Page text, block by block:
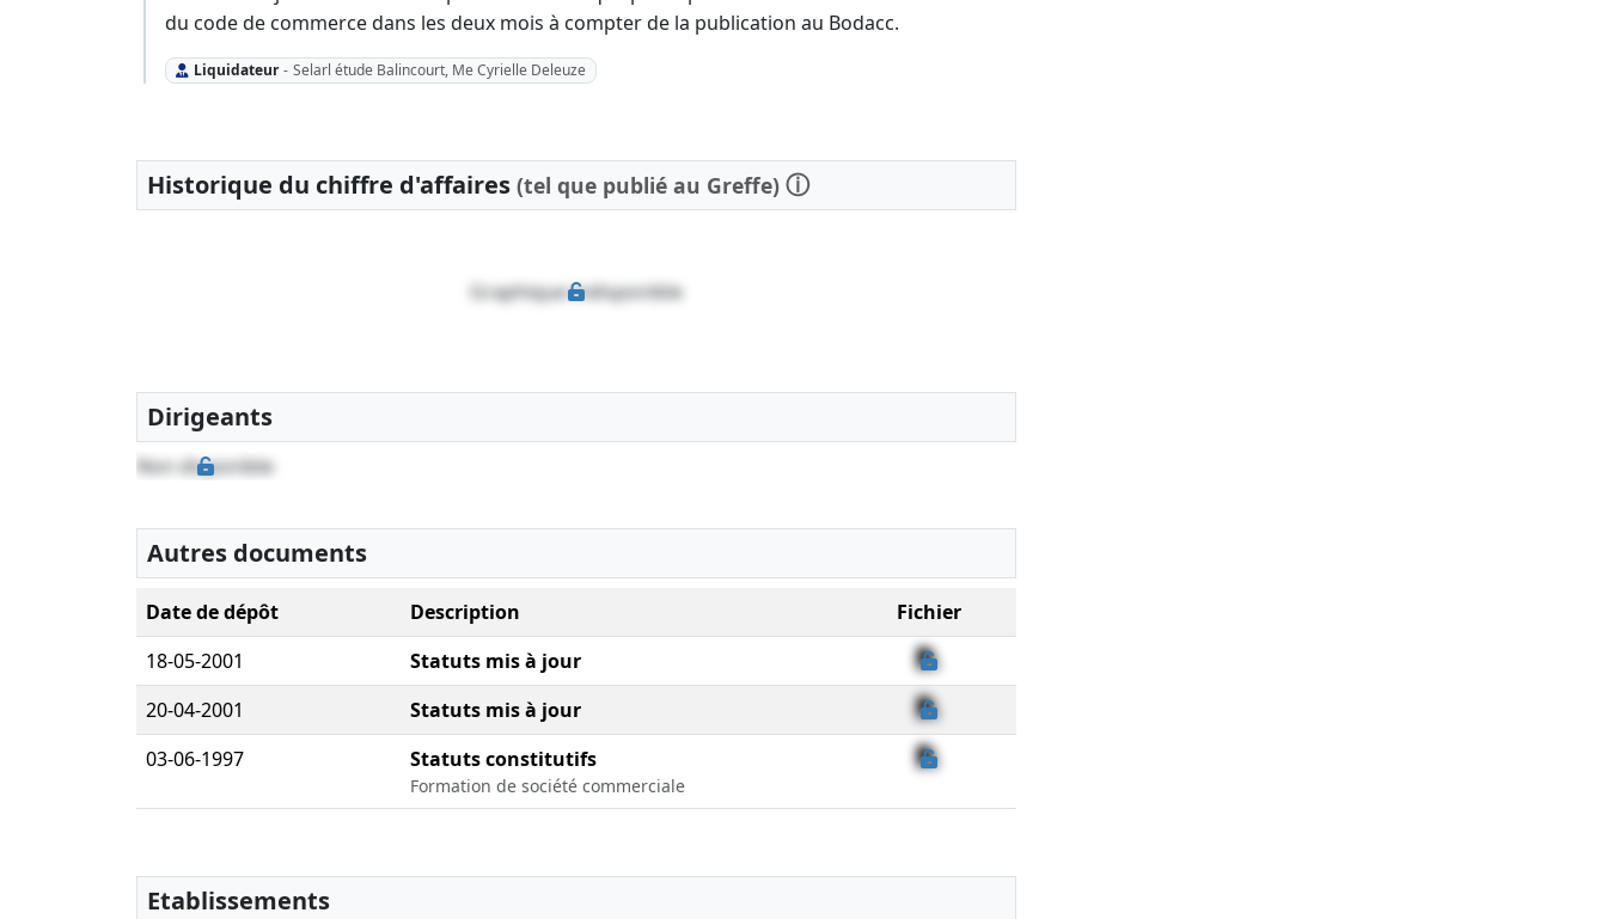
du code de commerce dans les deux mois à compter de la publication au Bodacc.
Liquidateur - Selarl étude Balincourt, Me Cyrielle Deleuze
Historique du chiffre d'affaires (tel que publié au Greffe) ⓘ
Graphique indisponible
Dirigeants
Non disponible
Autres documents
Date de dépôt Description
Fichier
18-05-2001
Statuts mis à jour
20-04-2001
Statuts mis à jour
03-06-1997
Statuts constitutifs
Formation de société commerciale
Etablissements